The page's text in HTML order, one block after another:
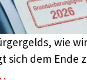
wie
sich dem Ende